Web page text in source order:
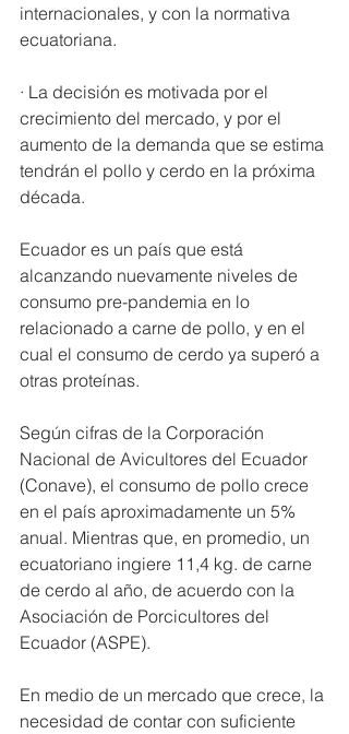
internacionales, y con la normativa
ecuatoriana.
· La decisión es motivada por el
crecimiento del mercado, y por el
aumento de la demanda que se estima
tendrán el pollo y cerdo en la próxima
década.
Ecuador es un país que está
alcanzando nuevamente niveles de
consumo pre-pandemia en lo
relacionado a carne de pollo, y en el
cual el consumo de cerdo ya superó a
otras proteínas.
Según cifras de la Corporación
Nacional de Avicultores del Ecuador
(Conave), el consumo de pollo crece
en el país aproximadamente un 5%
anual. Mientras que, en promedio, un
ecuatoriano ingiere 11,4 kg. de carne
de cerdo al año, de acuerdo con la
Asociación de Porcicultores del
Ecuador (ASPE).
En medio de un mercado que crece, la
necesidad de contar con suficiente